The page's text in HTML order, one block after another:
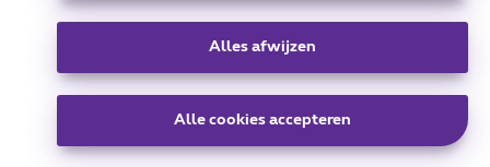
Koning Albert II-laan 27 - B-1030 Brussel.
Carrier & Wholesale Solutions
Telindus
|Sitemap
Alles afwijzen
Alle cookies accepteren